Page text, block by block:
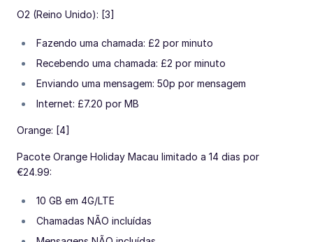
O2 (Reino Unido): [3]
Fazendo uma chamada: £2 por minuto
Recebendo uma chamada: £2 por minuto
Enviando uma mensagem: 50p por mensagem
Internet: £7.20 por MB
Orange: [4]
Pacote Orange Holiday Macau limitado a 14 dias por
€24.99:
10 GB em 4G/LTE
Chamadas NÃO incluídas